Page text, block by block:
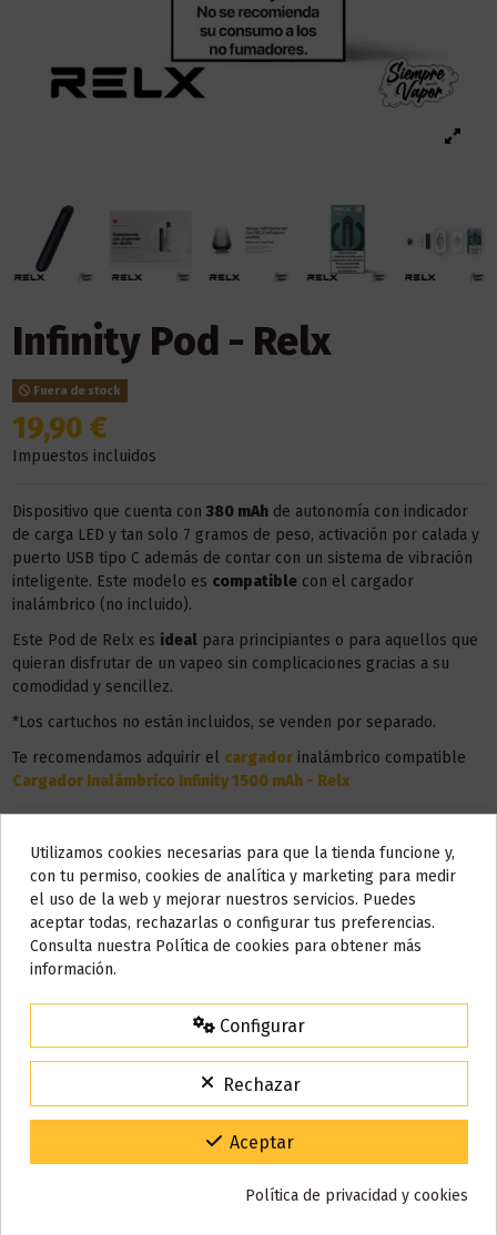
Infinity Pod - Relx
Fuera de stock
19,90 €
Impuestos incluidos
Dispositivo que cuenta con 380 mAhde autonomía con indicador
de carga LED y tan solo 7 gramos de peso, activación por calada y
puerto USB tipo C además de contar con un sistema de vibración
inteligente. Este modelo es compatiblecon el cargador
inalámbrico (no incluido).
Este Pod de Relx es idealpara principiantes o para aquellos que
quieran disfrutar de un vapeo sin complicaciones gracias a su
comodidad y sencillez.
*Los cartuchos no están incluidos, se venden por separado.
Te recomendamos adquirir el cargador inalámbrico compatible
Cargador Inalámbrico Infinity 1500 mAh - Relx
Características:
Do not show again.
AVISO IMPORTANTE
Nos tomamos unos días
15% de descuento
Código:VACACIONES15
Gracias por tu paciencia y por seguir confiando en nosotros.
Utilizamos cookies necesarias para que la tienda funcione y,
con tu permiso, cookies de analítica y marketing para medir
el uso de la web y mejorar nuestros servicios. Puedes
aceptar todas, rechazarlas o configurar tus preferencias.
Consulta nuestra Política de cookies para obtener más
información.
Configurar
Rechazar
Aceptar
Política de privacidad y cookies